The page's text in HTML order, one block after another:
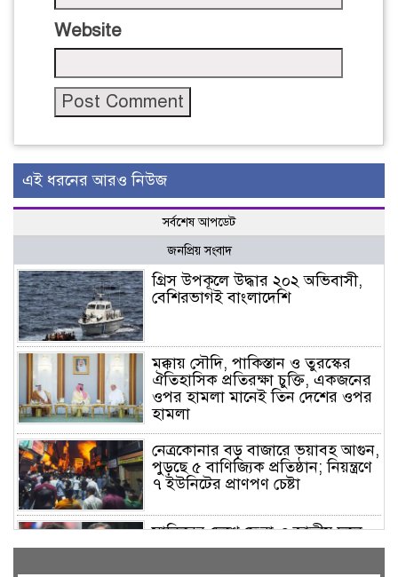
Website
এই ধরনের আরও নিউজ
সর্বশেষ আপডেট
জনপ্রিয় সংবাদ
গ্রিস উপকূলে উদ্ধার ২০২ অভিবাসী,
বেশিরভাগই বাংলাদেশি
মক্কায় সৌদি, পাকিস্তান ও তুরস্কের
ঐতিহাসিক প্রতিরক্ষা চুক্তি, একজনের
ওপর হামলা মানেই তিন দেশের ওপর
হামলা
নেত্রকোনার বড় বাজারে ভয়াবহ আগুন,
পুড়ছে ৫ বাণিজ্যিক প্রতিষ্ঠান; নিয়ন্ত্রণে
৭ ইউনিটের প্রাণপণ চেষ্টা
সাকিবের দেশে ফেরা ও জাতীয় দলে
ফেরার সম্ভাবনা নেই, ইঙ্গিত ক্রীড়া